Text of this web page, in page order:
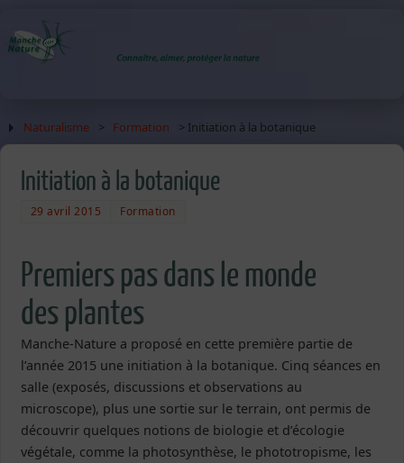
Naturalisme > Formation > Initiation à la botanique
Initiation à la botanique
29 avril 2015 Formation
Premiers pas dans le monde
des plantes
Manche-Nature a proposé en cette première partie de
l’année 2015 une initiation à la botanique. Cinq séances en
salle (exposés, discussions et observations au
microscope), plus une sortie sur le terrain, ont permis de
découvrir quelques notions de biologie et d’écologie
végétale, comme la photosynthèse, le phototropisme, les